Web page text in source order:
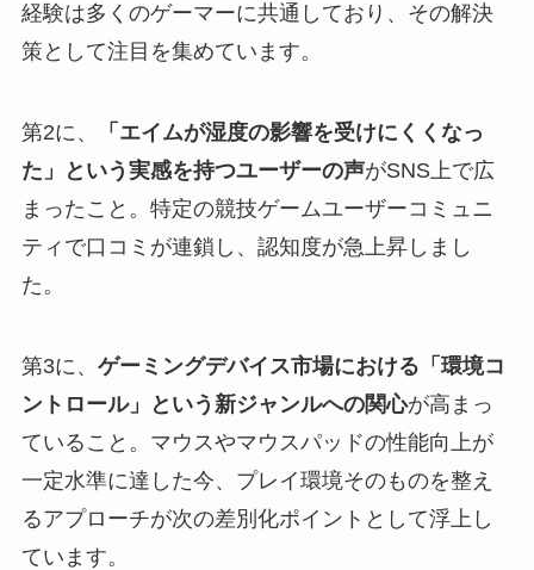
経験は多くのゲーマーに共通しており、その解決
策として注目を集めています。
第2に、
「エイムが湿度の影響を受けにくくなっ
た」という実感を持つユーザーの声がSNS上で広
まったこと。特定の競技ゲームユーザーコミュニ
ティで口コミが連鎖し、認知度が急上昇しまし
た。
第3に、 ゲーミングデバイス市場における「環境コ
ントロール」という新ジャンルへの関心が高まっ
ていること。マウスやマウスパッドの性能向上が
一定水準に達した今、プレイ環境そのものを整え
るアプローチが次の差別化ポイントとして浮上し
ています。